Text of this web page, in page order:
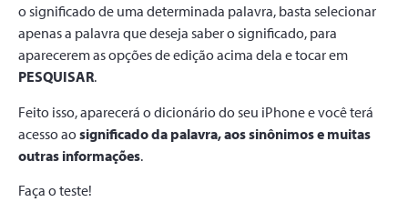
o significado de uma determinada palavra, basta selecionar
apenas a palavra que deseja saber o significado, para
aparecerem as opções de edição acima dela e tocar em
PESQUISAR.
Feito isso, aparecerá o dicionário do seu iPhone e você terá
acesso aosignificado da palavra, aos sinônimos e muitas
outras informações.
Faça o teste!